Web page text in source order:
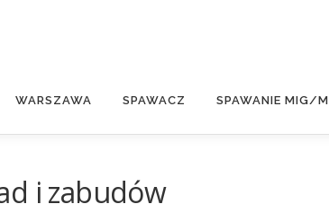
WARSZAWA SPAWACZ SPAWANIE MIG/
i zabudów